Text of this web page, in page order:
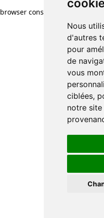
Nous
d'autres
pour
de
vous
ciblées,
notre
browser console for more